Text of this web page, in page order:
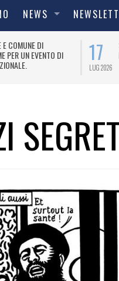
NEWS
COMUNE DI
PER UN EVENTO DI
17
LUG 2026